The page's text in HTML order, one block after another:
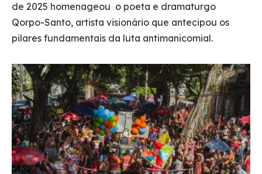
de 2025 homenageou o poeta e dramaturgo
Qorpo-Santo, artista visionário que antecipou os
pilares fundamentais da luta antimanicomial.